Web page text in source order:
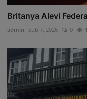
Britanya Alevi
admin Şub 7, 2026 0